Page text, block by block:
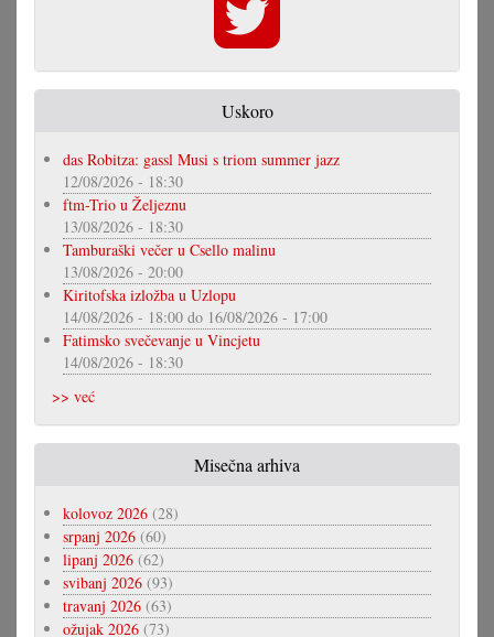
Uskoro
das Robitza: gassl Musi s triom summer jazz
12/08/2026 - 18:30
ftm-Trio u Željeznu
13/08/2026 - 18:30
Tamburaški večer u Csello malinu
13/08/2026 - 20:00
Kiritofska izložba u Uzlopu
14/08/2026 - 18:00 do 16/08/2026 - 17:00
Fatimsko svečevanje u Vincjetu
14/08/2026 - 18:30
>> već
Misečna arhiva
kolovoz 2026 (28)
srpanj 2026 (60)
lipanj 2026 (62)
svibanj 2026 (93)
travanj 2026 (63)
ožujak 2026 (73)